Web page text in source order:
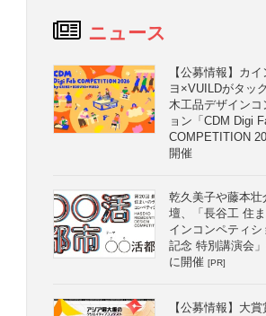
ニュース
【公募情報】カ
ヨ×VUILDがタッ
木工品デザインコ
ョン「CDM Digi
COMPETITION
開催
乾久美子や藤本壮
壇、「長谷工 住
インコンペティシ
記念 特別講演会
に開催 [PR]
【公募情報】大